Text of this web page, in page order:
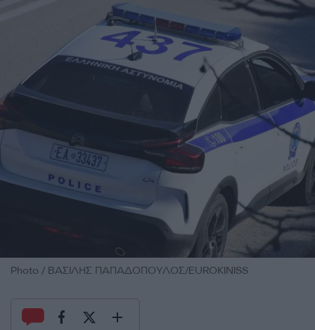
Photo / ΒΑΣΙΛΗΣ ΠΑΠΑΔΟΠΟΥΛΟΣ/EUROKINISS